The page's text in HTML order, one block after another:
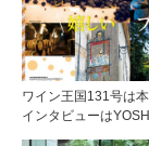
ワイン王国131号は
インタビューは